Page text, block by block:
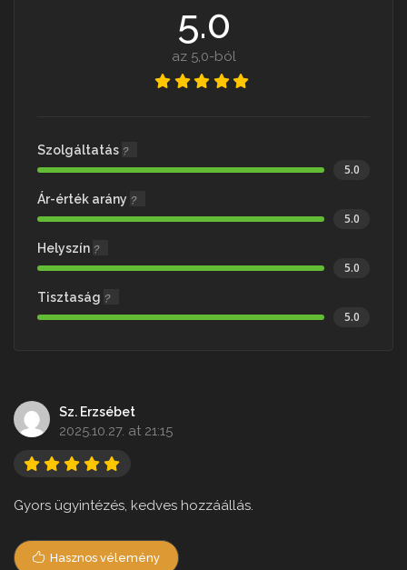
5.0
az 5,0-ból
Szolgáltatás
5.0
Ár-érték arány
5.0
Helyszín
5.0
Tisztaság
5.0
Sz. Erzsébet
2025.10.27. at 21:15
Gyors ügyintézés, kedves hozzáállás.
Hasznos vélemény